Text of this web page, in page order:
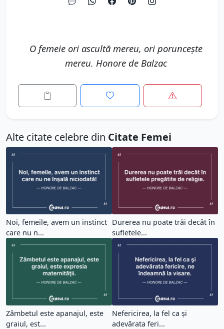
O femeie ori ascultă mereu, ori porunceşte
mereu. Honore de Balzac
Alte citate celebre din Citate Femei
Noi, femeile, avem un instinct
care nu n...
Durerea nu poate trăi decât în
sufletele...
Zâmbetul este apanajul, este
graiul, est...
Nefericirea, la fel ca şi
adevărata feri...